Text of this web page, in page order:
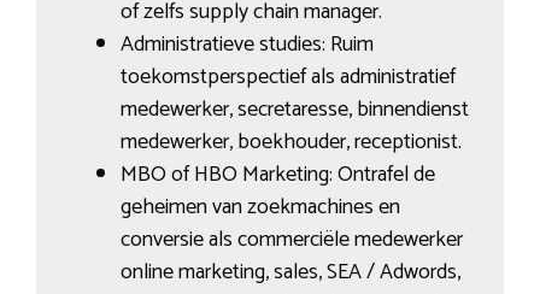
of zelfs supply chain manager.
Administratieve studies: Ruim
toekomstperspectief als administratief
medewerker, secretaresse, binnendienst
medewerker, boekhouder, receptionist.
MBO of HBO Marketing: Ontrafel de
geheimen van zoekmachines en
conversie als commerciële medewerker
online marketing, sales, SEA / Adwords,